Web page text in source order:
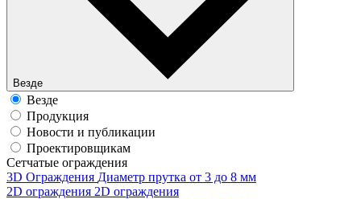
Везде
Везде
Продукция
Новости и публикации
Проектировщикам
Cетчатые ограждения
3D Ограждения Диаметр прутка от 3 до 8 мм
2D ограждения 2D ограждения